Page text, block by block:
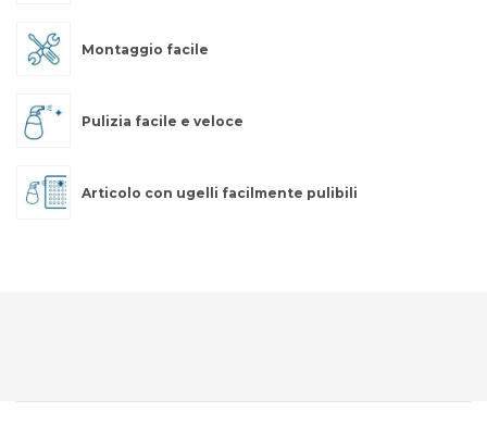
Montaggio facile
Pulizia facile e veloce
Articolo con ugelli facilmente pulibili